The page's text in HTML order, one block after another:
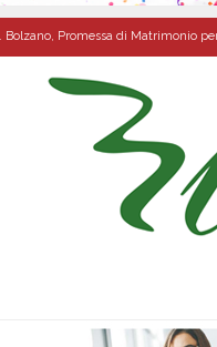
Bolzano, Promessa di Matrimonio
due Napoletane: Elena
(NA). Buoni libro e cedole librarie,